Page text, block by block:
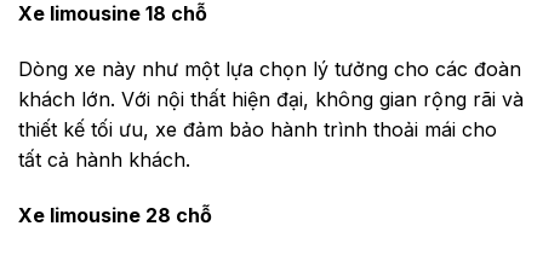
Xe limousine 18 chỗ
Dòng xe này như một lựa chọn lý tưởng cho các đoàn
khách lớn. Với nội thất hiện đại, không gian rộng rãi và
thiết kế tối ưu, xe đảm bảo hành trình thoải mái cho
tất cả hành khách.
Xe limousine 28 chỗ